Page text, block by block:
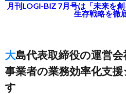
月刊LOGI-BIZ 7月号は「未来を
生存戦略を徹
大島代表取締役の運営会社を8月に取得、
事業者の業務効率化支
す